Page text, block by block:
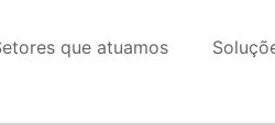
que atuamos